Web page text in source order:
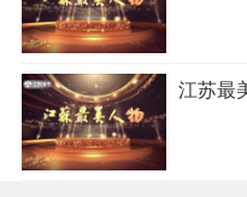
江苏最